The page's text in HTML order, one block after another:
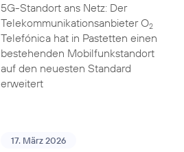
5G-Standort ans Netz: Der
Telekommunikationsanbieter O2
Telefónica hat in Pastetten einen
bestehenden Mobilfunkstandort
auf den neuesten Standard
erweitert
17. März 2026